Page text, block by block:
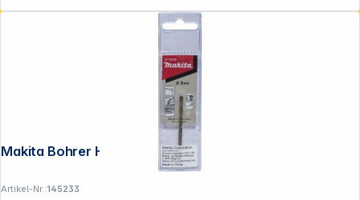
Makita Bohrer HSS-CO 3.0x61mm
Artikel-Nr.:145233